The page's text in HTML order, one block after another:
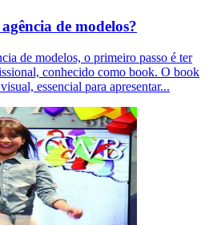
de modelos?
de modelos, o primeiro passo é ter
conhecido como book. O book
essencial para apresentar...